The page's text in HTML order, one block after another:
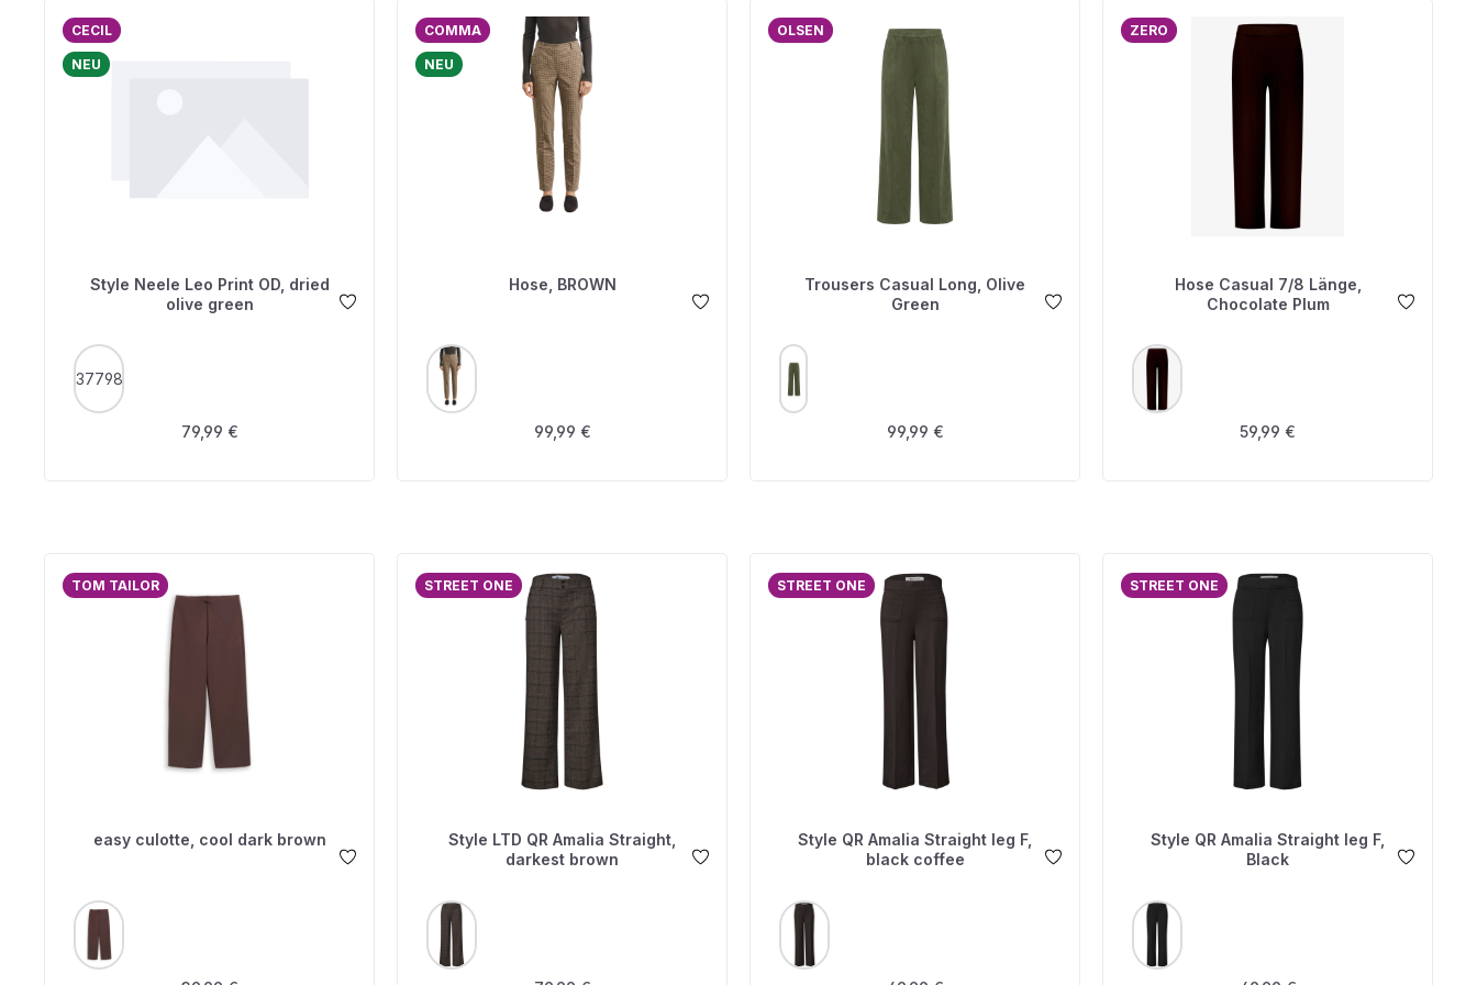
CECIL
NEU
Style Neele Leo Print OD, dried
olive green
FARBE
37798
Regulärer Preis:
79,99 €
COMMA
NEU
Hose, BROWN
FARBE
Regulärer Preis:
99,99 €
OLSEN
Trousers Casual Long, Olive
Green
FARBE
Regulärer Preis:
99,99 €
ZERO
Hose Casual 7/8 Länge,
Chocolate Plum
FARBE
Regulärer Preis:
59,99 €
TOM TAILOR
easy culotte, cool dark brown
FARBE
STREET ONE
Style LTD QR Amalia Straight,
darkest brown
FARBE
STREET ONE
Style QR Amalia Straight leg F,
black coffee
FARBE
STREET ONE
Style QR Amalia Straight leg F,
Black
FARBE